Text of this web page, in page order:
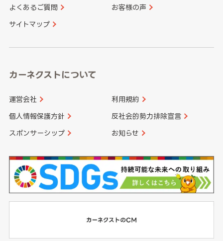
香川県 愛媛県
大分県 宮崎県
よくあるご質問 お客様の声
サイトマップ
カーネクストについて
運営会社 利用規約
個人情報保護方針 反社会的勢力排除宣言
スポンサーシップ お知らせ